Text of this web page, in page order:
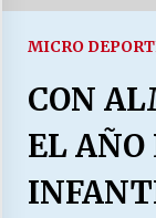
MICRO
CON
EL